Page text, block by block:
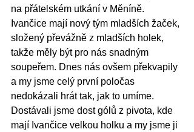
na přátelském utkání v Měníně.
Ivančice mají nový tým mladších žaček,
složený převážně z mladších holek,
takže měly být pro nás snadným
soupeřem. Dnes nás ovšem překvapily
a my jsme celý první poločas
nedokázali hrát tak, jak to umíme.
Dostávali jsme dost gólů z pivota, kde
mají Ivančice velkou holku a my jsme ji